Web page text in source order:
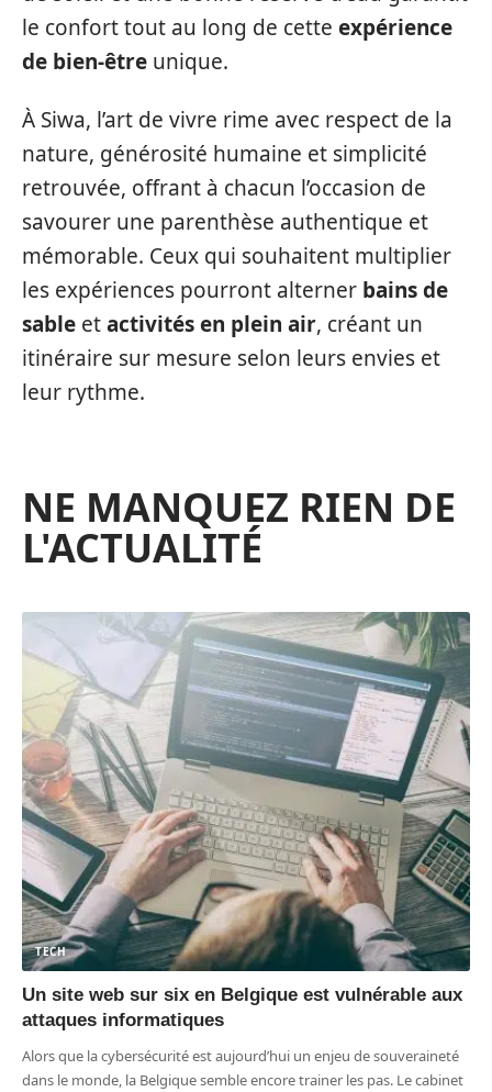
le confort tout au long de cette expérience
de bien-être unique.
À Siwa, l’art de vivre rime avec respect de la
nature, générosité humaine et simplicité
retrouvée, offrant à chacun l’occasion de
savourer une parenthèse authentique et
mémorable. Ceux qui souhaitent multiplier
les expériences pourront alterner bains de
sable etactivités en plein air, créant un
itinéraire sur mesure selon leurs envies et
leur rythme.
NE MANQUEZ RIEN DE
L'ACTUALITÉ
TECH
Un site web sur six en Belgique est vulnérable aux
attaques informatiques
Alors que la cybersécurité est aujourd’hui un enjeu de souveraineté
dans le monde, la Belgique semble encore trainer les pas. Le cabinet